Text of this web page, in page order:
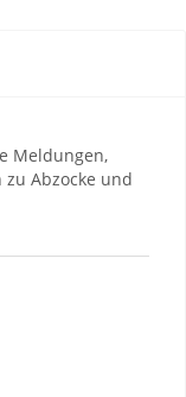
Meldungen,
Abzocke und